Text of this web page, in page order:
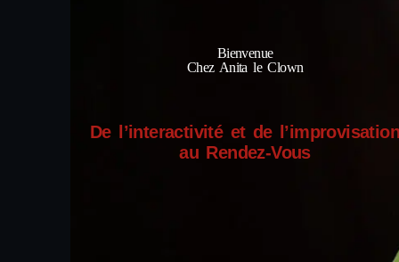
De l’interactivité et de
au Rendez-Vous
Bienvenue
Chez Anita le Clown